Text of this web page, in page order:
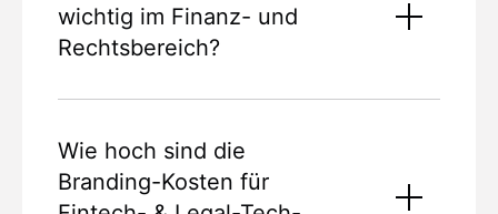
wichtig im Finanz- und
Rechtsbereich?
Branding ist für Fintech- und Legal-Tech-
User in beiden Sektoren hochsensible Daten
und Kapital preisgeben. Eine starke
Markenidentität hilft dabei, die essenzielle
Wie hoch sind die
Branding-Kosten für